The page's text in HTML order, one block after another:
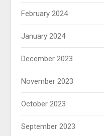
February 2024
January 2024
December 2023
November 2023
October 2023
September 2023